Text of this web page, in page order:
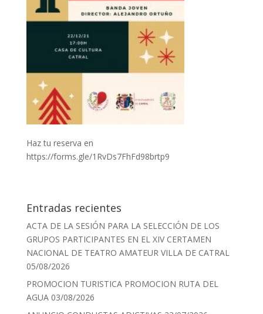
Haz tu reserva en
https://forms.gle/1RvDs7FhFd98brtp9
Entradas recientes
ACTA DE LA SESIÓN PARA LA SELECCIÓN DE LOS
GRUPOS PARTICIPANTES EN EL XIV CERTAMEN
NACIONAL DE TEATRO AMATEUR VILLA DE CATRAL
05/08/2026
PROMOCION TURISTICA PROMOCION RUTA DEL
AGUA 03/08/2026